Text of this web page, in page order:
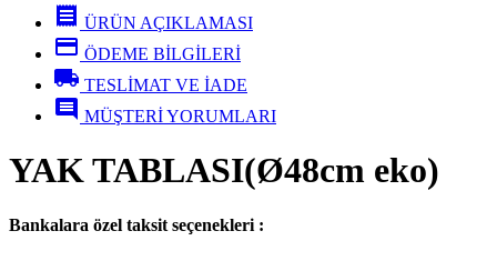
receipt ÜRÜN AÇIKLAMASI
credit_card ÖDEME BİLGİLERİ
local_shipping TESLİMAT VE İADE
comment MÜŞTERİ YORUMLARI
YAK TABLASI(Ø48cm eko)
Bankalara özel taksit seçenekleri :